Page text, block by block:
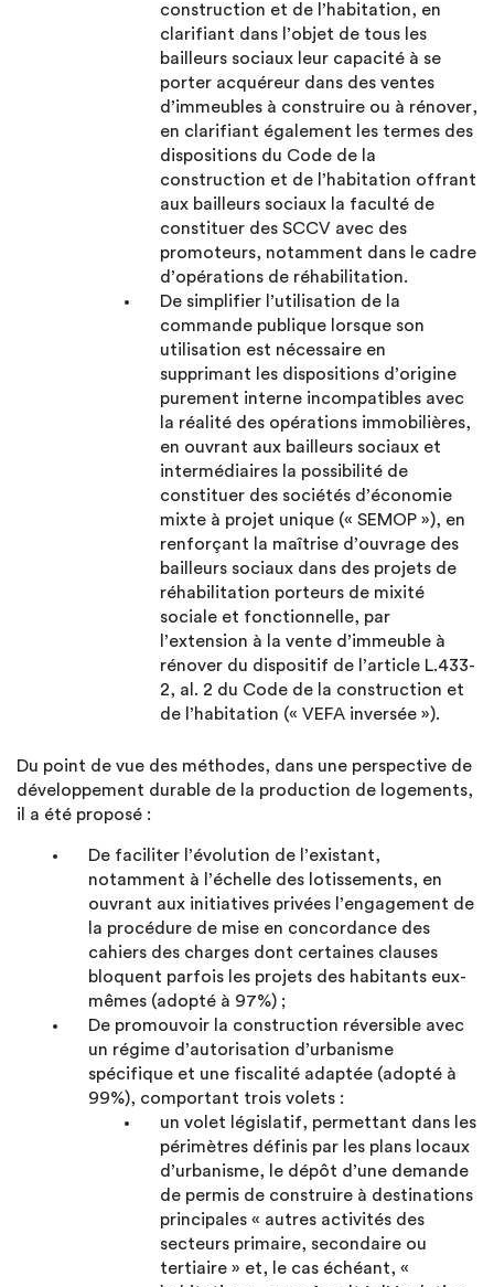
construction et de l’habitation, en
clarifiant dans l’objet de tous les
bailleurs sociaux leur capacité à se
porter acquéreur dans des ventes
d’immeubles à construire ou à rénover,
en clarifiant également les termes des
dispositions du Code de la
construction et de l’habitation offrant
aux bailleurs sociaux la faculté de
constituer des SCCV avec des
promoteurs, notamment dans le cadre
d’opérations de réhabilitation.
De simplifier l’utilisation de la
commande publique lorsque son
utilisation est nécessaire en
supprimant les dispositions d’origine
purement interne incompatibles avec
la réalité des opérations immobilières,
en ouvrant aux bailleurs sociaux et
intermédiaires la possibilité de
constituer des sociétés d’économie
mixte à projet unique (« SEMOP »), en
renforçant la maîtrise d’ouvrage des
bailleurs sociaux dans des projets de
réhabilitation porteurs de mixité
sociale et fonctionnelle, par
l’extension à la vente d’immeuble à
rénover du dispositif de l’article L.433-
2, al. 2 du Code de la construction et
de l’habitation (« VEFA inversée »).
Du point de vue des méthodes, dans une perspective de
développement durable de la production de logements,
il a été proposé :
De faciliter l’évolution de l’existant,
notamment à l’échelle des lotissements, en
ouvrant aux initiatives privées l’engagement de
la procédure de mise en concordance des
cahiers des charges dont certaines clauses
bloquent parfois les projets des habitants eux-
mêmes (adopté à 97%) ;
De promouvoir la construction réversible avec
un régime d’autorisation d’urbanisme
spécifique et une fiscalité adaptée (adopté à
99%), comportant trois volets :
un volet législatif, permettant dans les
périmètres définis par les plans locaux
d’urbanisme, le dépôt d’une demande
de permis de construire à destinations
principales « autres activités des
secteurs primaire, secondaire ou
tertiaire » et, le cas échéant, «